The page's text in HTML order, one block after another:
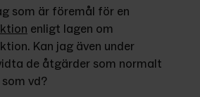
enligt lagen om
Kan jag även under
de åtgärder som normalt
vd?